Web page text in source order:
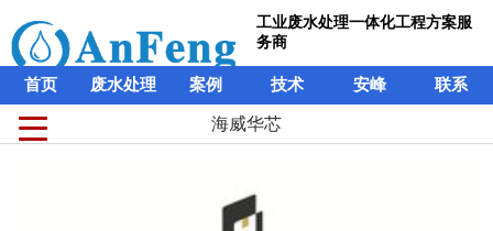
工业废水处理一体化工程方案服
务商
首页 废水处理 案例 技术 安峰 联系
海威华芯